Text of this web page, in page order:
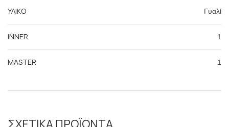
ΥΛΙΚΟ Γυαλί
INNER 1
MASTER 1
ΣΧΕΤΙΚΆ ΠΡΟΪΌΝΤΑ